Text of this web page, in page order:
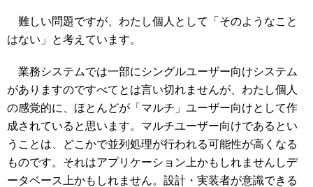
難しい問題ですが、わたし個人として「そのようなこと
はない」と考えています。
業務システムでは一部にシングルユーザー向けシステム
がありますのですべてとは言い切れませんが、わたし個人
の感覚的に、ほとんどが「マルチ」ユーザー向けとして作
成されていると思います。マルチユーザー向けであるとい
うことは、どこかで並列処理が行われる可能性が高くなる
ものです。それはアプリケーション上かもしれませんしデ
ータベース上かもしれません。設計・実装者が意識できる